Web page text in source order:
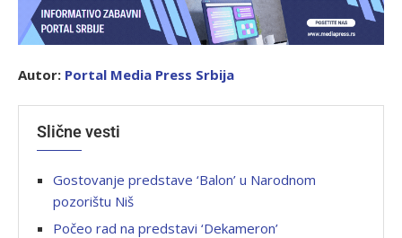
Autor: Portal Media Press Srbija
Slične vesti
Gostovanje predstave ‘Balon’ u Narodnom
pozorištu Niš
Počeo rad na predstavi ‘Dekameron’